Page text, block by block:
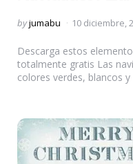
Posted
byjumabu 10 diciembre,
Descarga estos
totalmente gratis Las
colores verdes, blancos